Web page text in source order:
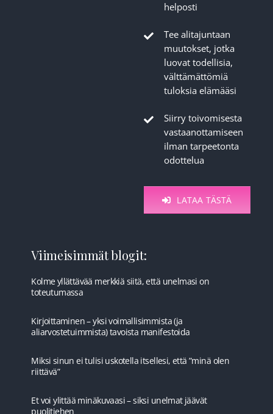
helposti
Tee alitajuntaan
muutokset, jotka
luovat todellisia,
välttämättömiä
tuloksia elämääsi
Siirry toivomisesta
vastaanottamiseen
ilman tarpeetonta
odottelua
LATAA TÄSTÄ
Viimeisimmät blogit:
Kolme yllättävää merkkiä siitä, että unelmasi on
toteutumassa
Kirjoittaminen – yksi voimallisimmista (ja
aliarvostetuimmista) tavoista manifestoida
Miksi sinun ei tulisi uskotella itsellesi, että ”minä olen
riittävä”
Et voi ylittää minäkuvaasi – siksi unelmat jäävät
puolitiehen